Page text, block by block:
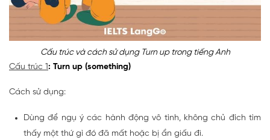
Cấu trúc và cách sử dụng Turn up trong tiếng Anh
Cấu trúc 1: Turn up (something)
Cách sử dụng:
Dùng để ngụ ý các hành động vô tình, không chủ đích tìm
thấy một thứ gì đó đã mất hoặc bị ẩn giấu đi.